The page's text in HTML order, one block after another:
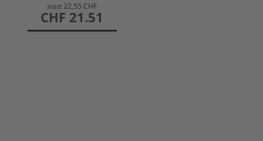
statt22,55 CHF
preis
CHF 21.51